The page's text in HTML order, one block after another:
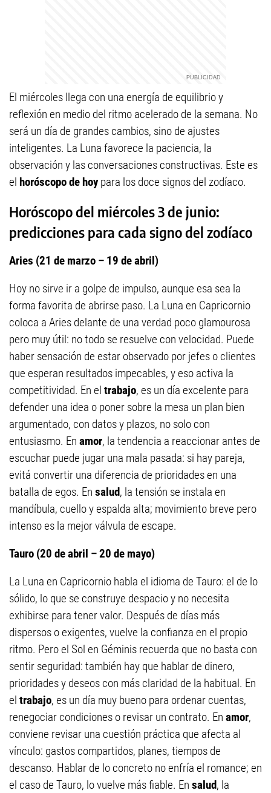
El miércoles llega con una energía de equilibrio y
reflexión en medio del ritmo acelerado de la semana. No
será un día de grandes cambios, sino de ajustes
inteligentes. La Luna favorece la paciencia, la
observación y las conversaciones constructivas. Este es
el horóscopo de hoypara los doce signos del zodíaco.
Horóscopo del miércoles 3 de junio:
predicciones para cada signo del zodíaco
Aries (21 de marzo – 19 de abril)
Hoy no sirve ir a golpe de impulso, aunque esa sea la
forma favorita de abrirse paso. La Luna en Capricornio
coloca a Aries delante de una verdad poco glamourosa
pero muy útil: no todo se resuelve con velocidad. Puede
haber sensación de estar observado por jefes o clientes
que esperan resultados impecables, y eso activa la
competitividad. En el trabajo, es un día excelente para
defender una idea o poner sobre la mesa un plan bien
argumentado, con datos y plazos, no solo con
entusiasmo. En amor, la tendencia a reaccionar antes de
escuchar puede jugar una mala pasada: si hay pareja,
evitá convertir una diferencia de prioridades en una
batalla de egos. En salud, la tensión se instala en
mandíbula, cuello y espalda alta; movimiento breve pero
intenso es la mejor válvula de escape.
Tauro (20 de abril – 20 de mayo)
La Luna en Capricornio habla el idioma de Tauro: el de lo
sólido, lo que se construye despacio y no necesita
exhibirse para tener valor. Después de días más
dispersos o exigentes, vuelve la confianza en el propio
ritmo. Pero el Sol en Géminis recuerda que no basta con
sentir seguridad: también hay que hablar de dinero,
prioridades y deseos con más claridad de la habitual. En
el trabajo, es un día muy bueno para ordenar cuentas,
renegociar condiciones o revisar un contrato. En amor,
conviene revisar una cuestión práctica que afecta al
vínculo: gastos compartidos, planes, tiempos de
descanso. Hablar de lo concreto no enfría el romance; en
el caso de Tauro, lo vuelve más fiable. En salud, la